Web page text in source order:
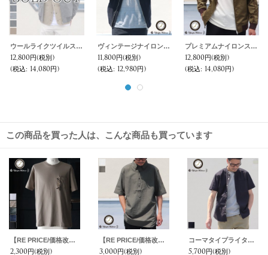
ウールライクツイルストレッチ MA1ブルゾン【MADE IN JAPAN】『日本製』 / Upscape Audience
12,800円(税別)
(税込: 14,080円)
ヴィンテージナイロンオックス MA1ブルゾン【MADE IN JAPAN】『日本製』 【送料無料】 / Upscape Audience
11,800円(税別)
(税込: 12,980円)
プレミアムナイロンスカA1ミリタリージャケット【MADE IN JAPAN】『日本製』【送料無料】 / Upscape Audience
12,800円(税別)
(税込: 14,080円)
この商品を買った人は、こんな商品も買っています
【RE PRICE/価格改定】コーマ天竺 グラスポケ付S/S TEE【MADE IN JAPAN】『日本製』 / Upscape Audience
2,300円(税別)
【RE PRICE/価格改定】コットンリネンキャンバスボタンダウンプルオーバーシャツ【MADE IN JAPAN】『日本製』/ Upscape Audience
3,000円(税別)
コーマタイプライターバンドカラーS/Sシャツ【MADE IN JAPAN】『日本製』/ Upscape Audience
5,700円(税別)